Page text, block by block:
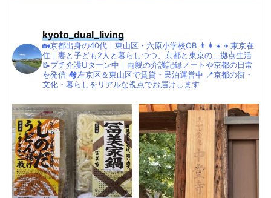
kyoto_dual_living
🏡京都出身の40代｜東山区・六原小学校OB 👨‍👩‍👧‍👦東京在
住｜妻と子ども2人と暮らしつつ、京都と東京の二拠点生活
📝プチ介護Uターン中｜両親の介護記録ノートや京都の日常
を発信 🏘左京区＆東山区で賃貸・民泊運営中 📍京都の街・
文化・暮らしをリアルな視点でお届けします